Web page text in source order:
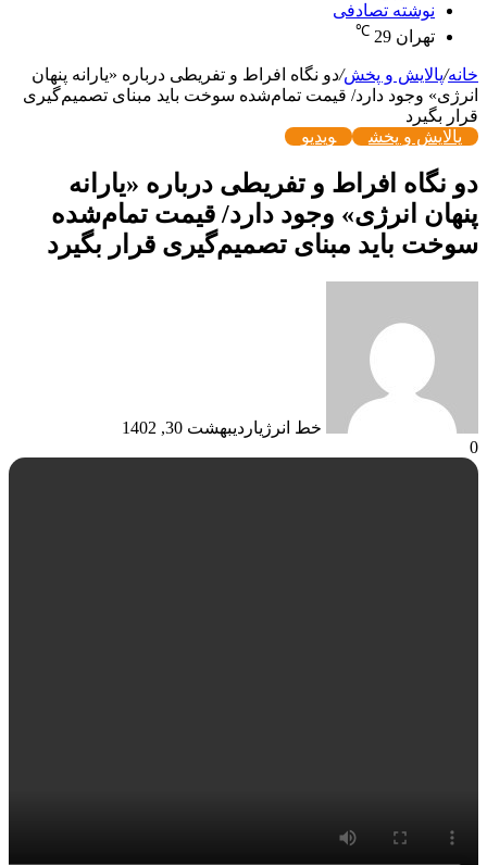
نوشته تصادفی
تهران 29
℃
خانه/پالایش و پخش/دو نگاه افراط و تفریطی درباره «یارانه پنهان
انرژی» وجود دارد/ قیمت تمام‌شده سوخت باید مبنای تصمیم‌گیری
قرار بگیرد
پالایش و پخش
ویدیو
دو نگاه افراط و تفریطی درباره «یارانه
پنهان انرژی» وجود دارد/ قیمت تمام‌شده
سوخت باید مبنای تصمیم‌گیری قرار بگیرد
خط انرژیاردیبهشت 30, 1402
0